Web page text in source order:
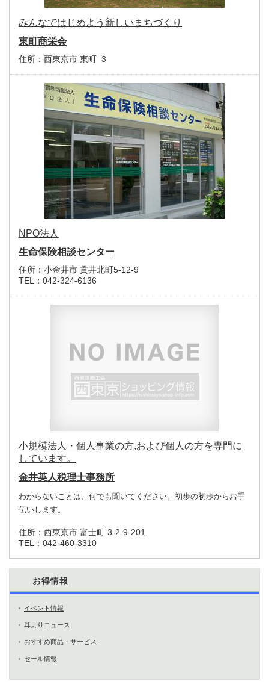
みんなではじめよう新しいまちづくり
東町商栄会
住所： 西東京市 東町 3
NPO法人
生命保険相談センター
住所： 小金井市 貫井北町5-12-9
TEL： 042-324-6136
小規模法人・個人事業の方,および個人の方を専門に
しています。
金井英人税理士事務所
わからないことは、何でも聞いてください。初歩の初歩からお手
伝いします。
住所： 西東京市 富士町 3-2-9-201
TEL： 042-460-3310
お得情報
イベント情報
耳よりニュース
おすすめ商品・サービス
セール情報